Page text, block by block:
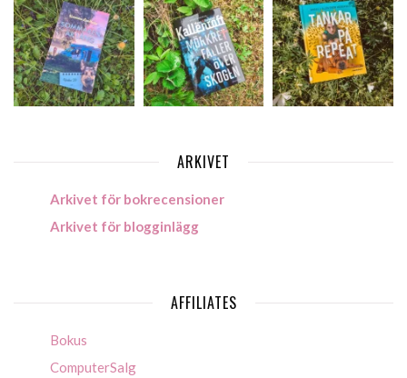
ARKIVET
Arkivet för bokrecensioner
Arkivet för blogginlägg
AFFILIATES
Bokus
ComputerSalg